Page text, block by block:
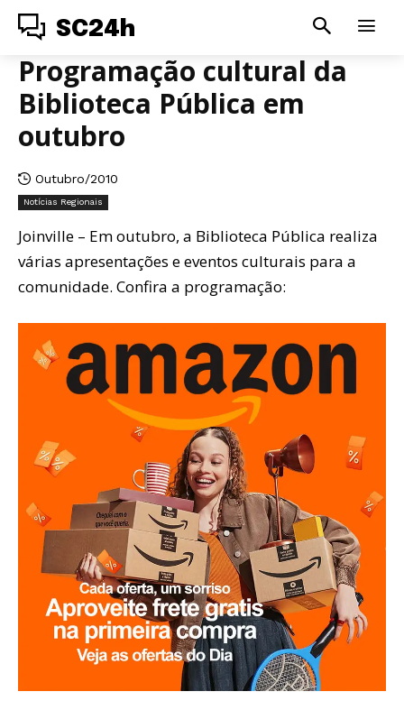
SC24h
Programação cultural da
Biblioteca Pública em
outubro
Outubro/2010
Notícias Regionais
Joinville – Em outubro, a Biblioteca Pública realiza
várias apresentações e eventos culturais para a
comunidade. Confira a programação: